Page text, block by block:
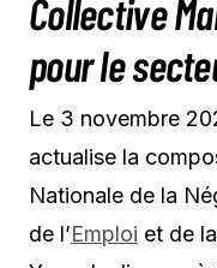
Collective
pour le
Le 3 novembre
actualise la
Nationale de la
de l’Emploi et de